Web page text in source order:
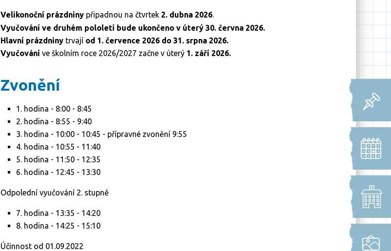
Velikonoční prázdniny připadnou na čtvrtek 2. dubna 2026.
Vyučování ve druhém pololetí bude ukončeno v úterý 30. června 2026.
Hlavní prázdniny trvají od 1. července 2026 do 31. srpna 2026.
Vyučování ve školním roce 2026/2027 začne v úterý 1. září 2026.
Zvonění
1. hodina - 8:00 - 8:45
2. hodina - 8:55 - 9:40
3. hodina - 10:00 - 10:45 - přípravné zvonění 9:55
4. hodina - 10:55 - 11:40
5. hodina - 11:50 - 12:35
6. hodina - 12:45 - 13:30
Odpolední vyučování 2. stupně
7. hodina - 13:35 - 14:20
8. hodina - 14:25 - 15:10
Účinnost od 01.09.2022